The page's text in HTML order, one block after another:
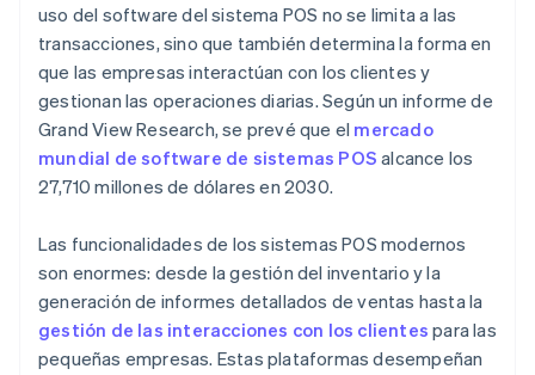
uso del software del sistema POS no se limita a las
transacciones, sino que también determina la forma en
que las empresas interactúan con los clientes y
gestionan las operaciones diarias. Según un informe de
Grand View Research, se prevé que el mercado
mundial de software de sistemas POS alcance los
27,710 millones de dólares en 2030.
Las funcionalidades de los sistemas POS modernos
son enormes: desde la gestión del inventario y la
generación de informes detallados de ventas hasta la
gestión de las interacciones con los clientes para las
pequeñas empresas. Estas plataformas desempeñan